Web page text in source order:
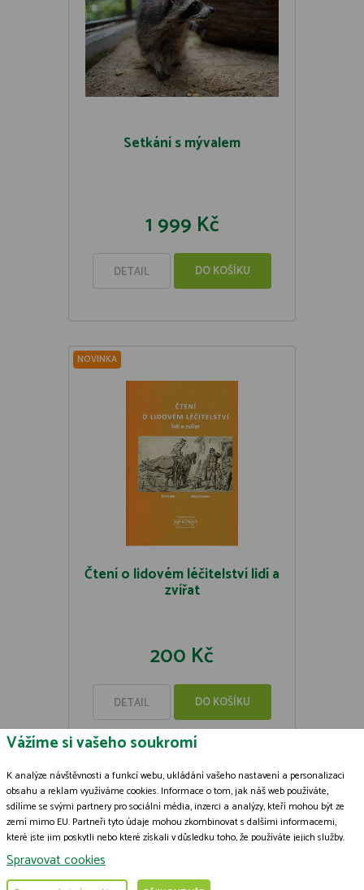
Setkání s mývalem
1 999 Kč
DETAIL DO KOŠÍKU
NOVINKA
Čtení o lidovém léčitelství lidí a
zvířat
200 Kč
DETAIL DO KOŠÍKU
© 2009-2026 ČSOP Vlašim,všechna práva vyhrazena
Zásady zpracování souborů cookies
Grafický návrh
Vážíme si vašeho soukromí
K analýze návštěvnosti a funkcí webu, ukládání vašeho nastavení a personalizaci
obsahu a reklam využíváme cookies. Informace o tom, jak náš web používáte,
sdílíme se svými partnery pro sociální média, inzerci a analýzy, kteří mohou být ze
zemí mimo EU. Partneři tyto údaje mohou zkombinovat s dalšími informacemi,
které jste jim poskytli nebo které získali v důsledku toho, že používáte jejich služby.
Podrobné informace
Spravovat cookies